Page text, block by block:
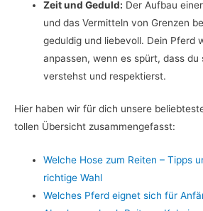
Zeit und Geduld: Der Aufbau
und das Vermitteln von Grenzen
geduldig und liebevoll. Dein Pferd
anpassen, wenn es spürt, dass du
verstehst und respektierst.
Hier haben wir für dich unsere
tollen Übersicht zusammengefasst:
Welche Hose zum Reiten – Tipps
richtige Wahl
Welches Pferd eignet sich für